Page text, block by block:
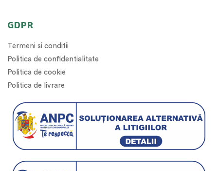
GDPR
Termeni si conditii
Politica de confidentialitate
Politica de cookie
Politica de livrare